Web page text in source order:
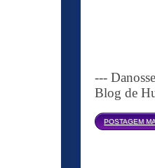
---
Blog de
POSTAGEM